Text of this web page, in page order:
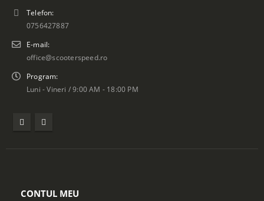
Telefon:
0756427887
E-mail:
office@scooterspeed.ro
Program:
Luni - Vineri / 9:00 AM - 18:00 PM
CONTUL MEU